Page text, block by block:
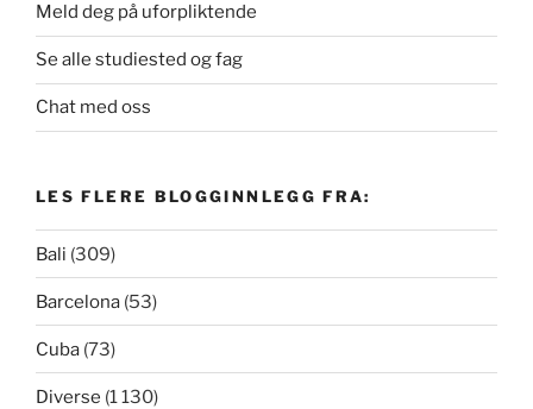
Meld deg på uforpliktende
Se alle studiested og fag
Chat med oss
LES FLERE BLOGGINNLEGG FRA:
Bali (309)
Barcelona (53)
Cuba (73)
Diverse (1 130)